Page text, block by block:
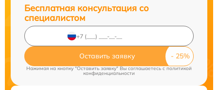
Бесплатная консультация со
специалистом
Оставить заявку
Нажимая на кнопку "Оставить заявку" Вы соглашаетесь c политикой
конфиденциальности